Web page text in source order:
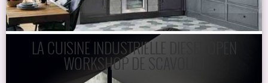
LA CUISINE INDUSTRIELLE DIESEL OPEN
WORKSHOP DE SCAVOLINI